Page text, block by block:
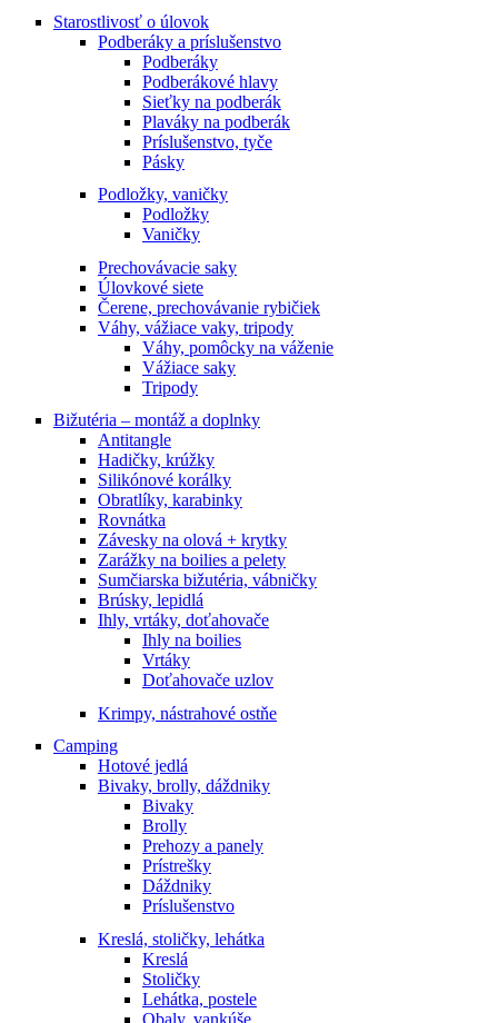
Starostlivosť o úlovok
Podberáky a príslušenstvo
Podberáky
Podberákové hlavy
Sieťky na podberák
Plaváky na podberák
Príslušenstvo, tyče
Pásky
Podložky, vaničky
Podložky
Vaničky
Prechovávacie saky
Úlovkové siete
Čerene, prechovávanie rybičiek
Váhy, vážiace vaky, tripody
Váhy, pomôcky na váženie
Vážiace saky
Tripody
Bižutéria – montáž a doplnky
Antitangle
Hadičky, krúžky
Silikónové korálky
Obratlíky, karabinky
Rovnátka
Závesky na olová + krytky
Zarážky na boilies a pelety
Sumčiarska bižutéria, vábničky
Brúsky, lepidlá
Ihly, vrtáky, doťahovače
Ihly na boilies
Vrtáky
Doťahovače uzlov
Krimpy, nástrahové ostňe
Camping
Hotové jedlá
Bivaky, brolly, dáždniky
Bivaky
Brolly
Prehozy a panely
Prístrešky
Dáždniky
Príslušenstvo
Kreslá, stoličky, lehátka
Kreslá
Stoličky
Lehátka, postele
Obaly, vankúše